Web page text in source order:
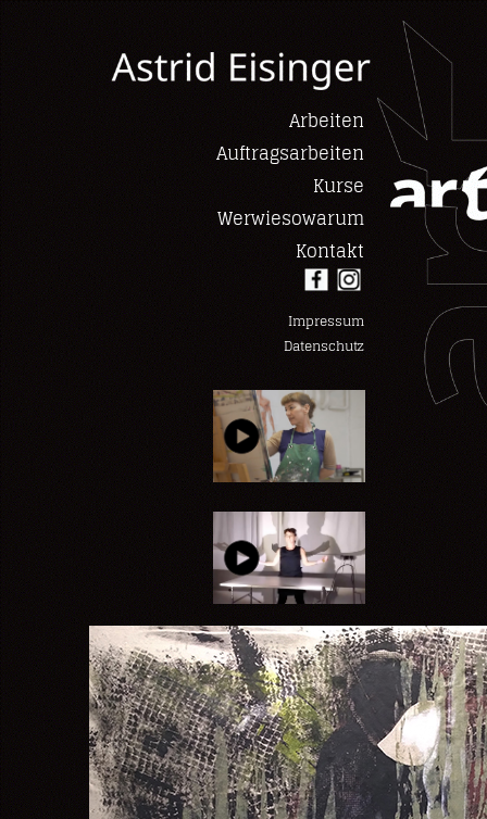
Arbeiten
Auftragsarbeiten
Kurse
Werwiesowarum
Kontakt
Impressum
Datenschutz